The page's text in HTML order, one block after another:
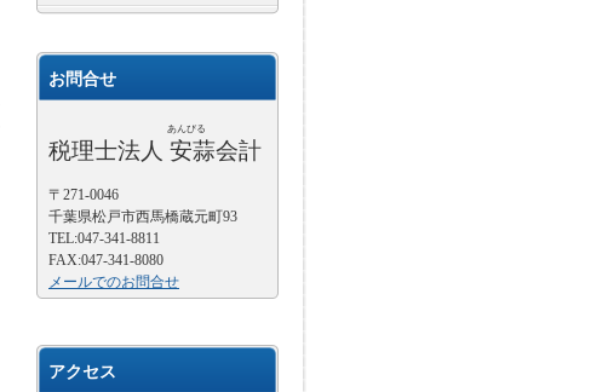
お問合せ
あんびる
税理士法人 安蒜会計
〒271-0046
千葉県松戸市西馬橋蔵元町93
TEL:047-341-8811
FAX:047-341-8080
メールでのお問合せ
アクセス